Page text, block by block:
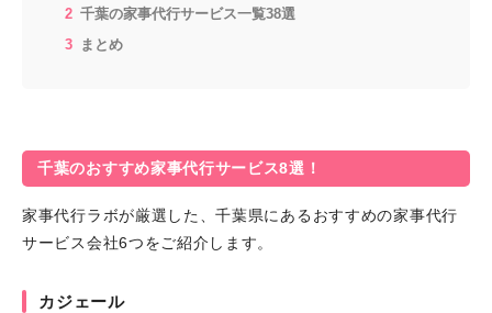
千葉の家事代行サービス一覧38選
まとめ
千葉のおすすめ家事代行サービス8選！
家事代行ラボが厳選した、千葉県にあるおすすめの家事代行
サービス会社6つをご紹介します。
カジェール